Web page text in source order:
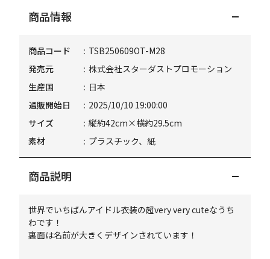
商品情報
商品コード
TSB250609OT-M28
発売元
株式会社スターダストプロモーション
生産国
日本
通販開始日
2025/10/10 19:00:00
サイズ
縦約42cm×横約29.5cm
素材
プラスチック、紙
商品説明
世界でいちばんアイドル衣装の超very very cuteなうち
わです！
裏面は名前が大きくデザインされています！